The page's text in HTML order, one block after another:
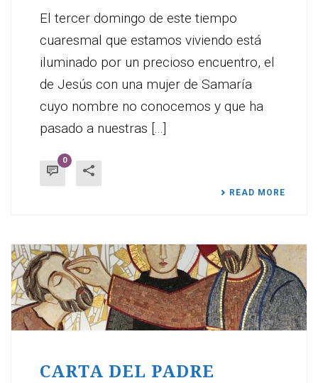
El tercer domingo de este tiempo
cuaresmal que estamos viviendo está
iluminado por un precioso encuentro, el
de Jesús con una mujer de Samaría
cuyo nombre no conocemos y que ha
pasado a nuestras [...]
0
READ MORE
CARTA DEL PADRE